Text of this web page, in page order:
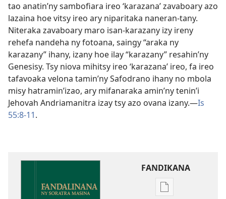
tao anatin’ny sambofiara ireo ‘karazana’ zavaboary azo
lazaina hoe vitsy ireo ary niparitaka naneran-tany.
Niteraka zavaboary maro isan-karazany izy ireny
rehefa nandeha ny fotoana, saingy “araka ny
karazany” ihany, izany hoe ilay “karazany” resahin’ny
Genesisy. Tsy niova mihitsy ireo ‘karazana’ ireo, fa ireo
tafavoaka velona tamin’ny Safodrano ihany no mbola
misy hatramin’izao, ary mifanaraka amin’ny tenin’i
Jehovah Andriamanitra izay tsy azo ovana izany.​—Is
55:8-11.
FANDIKANA
Fandikana